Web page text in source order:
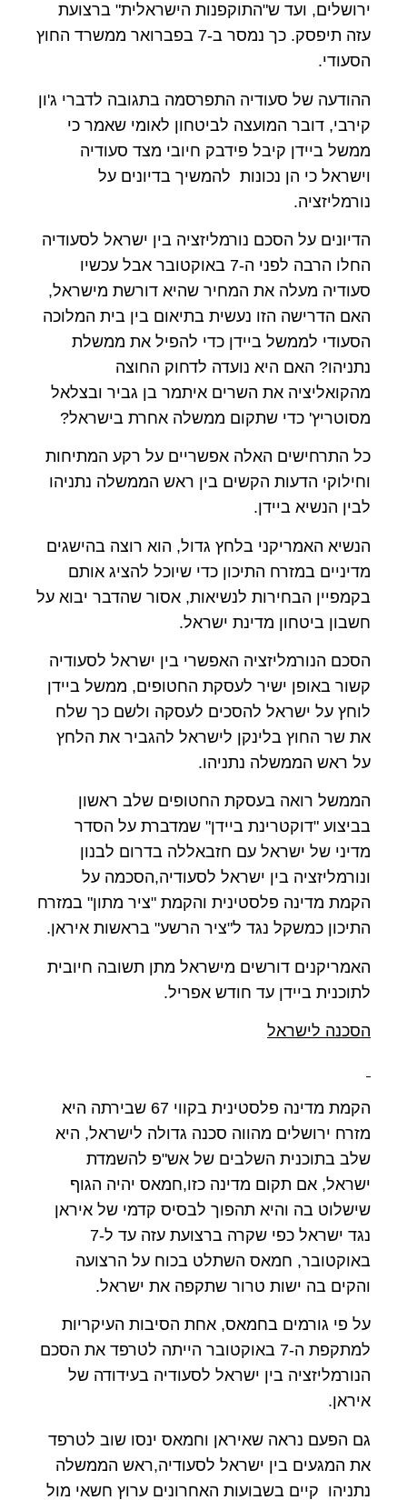
ירושלים, ועד ש"התוקפנות הישראלית" ברצועת
עזה תיפסק. כך נמסר ב-7 בפברואר ממשרד החוץ
הסעודי.
ההודעה של סעודיה התפרסמה בתגובה לדברי ג'ון
קירבי, דובר המועצה לביטחון לאומי שאמר כי
ממשל ביידן קיבל פידבק חיובי מצד סעודיה
וישראל כי הן נכונות להמשיך בדיונים על
נורמליזציה.
הדיונים על הסכם נורמליזציה בין ישראל לסעודיה
החלו הרבה לפני ה-7 באוקטובר אבל עכשיו
סעודיה מעלה את המחיר שהיא דורשת מישראל,
האם הדרישה הזו נעשית בתיאום בין בית המלוכה
הסעודי לממשל ביידן כדי להפיל את ממשלת
נתניהו? האם היא נועדה לדחוק החוצה
מהקואליציה את השרים איתמר בן גביר ובצלאל
מסוטריץ' כדי שתקום ממשלה אחרת בישראל?
כל התרחישים האלה אפשריים על רקע המתיחות
וחילוקי הדעות הקשים בין ראש הממשלה נתניהו
לבין הנשיא ביידן.
הנשיא האמריקני בלחץ גדול, הוא רוצה בהישגים
מדיניים במזרח התיכון כדי שיוכל להציג אותם
בקמפיין הבחירות לנשיאות, אסור שהדבר יבוא על
חשבון ביטחון מדינת ישראל.
הסכם הנורמליזציה האפשרי בין ישראל לסעודיה
קשור באופן ישיר לעסקת החטופים, ממשל ביידן
לוחץ על ישראל להסכים לעסקה ולשם כך שלח
את שר החוץ בלינקן לישראל להגביר את הלחץ
על ראש הממשלה נתניהו.
הממשל רואה בעסקת החטופים שלב ראשון
בביצוע "דוקטרינת ביידן" שמדברת על הסדר
מדיני של ישראל עם חזבאללה בדרום לבנון
ונורמליזציה בין ישראל לסעודיה,הסכמה על
הקמת מדינה פלסטינית והקמת "ציר מתון" במזרח
התיכון כמשקל נגד ל"ציר הרשע" בראשות איראן.
האמריקנים דורשים מישראל מתן תשובה חיובית
לתוכנית ביידן עד חודש אפריל.
הסכנה לישראל
הקמת מדינה פלסטינית בקווי 67 שבירתה היא
מזרח ירושלים מהווה סכנה גדולה לישראל, היא
שלב בתוכנית השלבים של אש"פ להשמדת
ישראל, אם תקום מדינה כזו,חמאס יהיה הגוף
שישלוט בה והיא תהפוך לבסיס קדמי של איראן
נגד ישראל כפי שקרה ברצועת עזה עד ל-7
באוקטובר, חמאס השתלט בכוח על הרצועה
והקים בה ישות טרור שתקפה את ישראל.
על פי גורמים בחמאס, אחת הסיבות העיקריות
למתקפת ה-7 באוקטובר הייתה לטרפד את הסכם
הנורמליזציה בין ישראל לסעודיה בעידודה של
איראן.
גם הפעם נראה שאיראן וחמאס ינסו שוב לטרפד
את המגעים בין ישראל לסעודיה,ראש הממשלה
נתניהו קיים בשבועות האחרונים ערוץ חשאי מול